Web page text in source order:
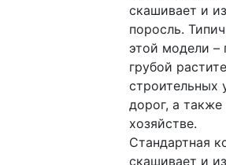
скашивает и
поросль.
этой модели –
грубой
строительных
дорог, а
хозяйстве.
Стандартная
скашивает и